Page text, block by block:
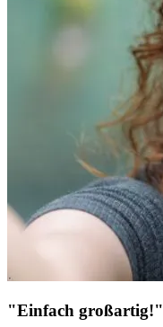
"Einfach großartig!"